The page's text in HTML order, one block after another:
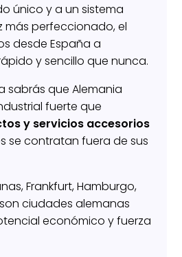
único y a un sistema
perfeccionado, el
desde España a
y sencillo que nunca.
sabrás que Alemania
fuerte que
y servicios accesorios
se contratan fuera de sus
Frankfurt, Hamburgo,
ciudades alemanas
económico y fuerza